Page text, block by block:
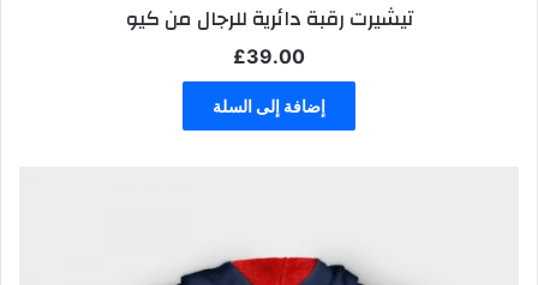
تيشيرت رقبة دائرية للرجال من كيو
£39.00
إضافة إلى السلة